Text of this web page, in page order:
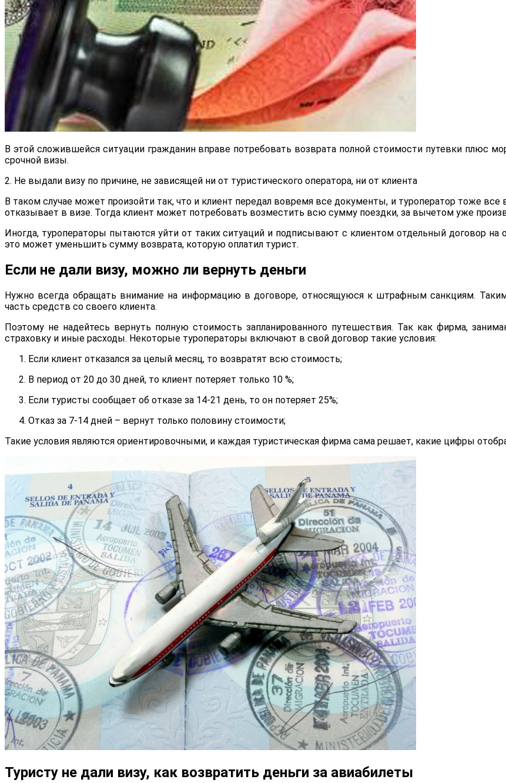
В этой сложившейся ситуации гражданин вправе потребовать возврата полной стоимости путевки плюс
срочной визы.
2. Не выдали визу по причине, не зависящей ни от туристического оператора, ни от клиента
В таком случае может произойти так, что и клиент передал вовремя все документы, и туроператор тоже
отказывает в визе. Тогда клиент может потребовать возместить всю сумму поездки, за вычетом уже
Иногда, туроператоры пытаются уйти от таких ситуаций и подписывают с клиентом отдельный договор
это может уменьшить сумму возврата, которую оплатил турист.
Если не дали визу, можно ли вернуть деньги
Нужно всегда обращать внимание на информацию в договоре, относящуюся к штрафным санкциям.
часть средств со своего клиента.
Поэтому не надейтесь вернуть полную стоимость запланированного путешествия. Так как фирма,
страховку и иные расходы. Некоторые туроператоры включают в свой договор такие условия:
Если клиент отказался за целый месяц, то возвратят всю стоимость;
В период от 20 до 30 дней, то клиент потеряет только 10 %;
Если туристы сообщает об отказе за 14-21 день, то он потеряет 25%;
Отказ за 7-14 дней – вернут только половину стоимости;
Такие условия являются ориентировочными, и каждая туристическая фирма сама решает, какие цифры
Туристу не дали визу, как возвратить деньги за авиабилеты